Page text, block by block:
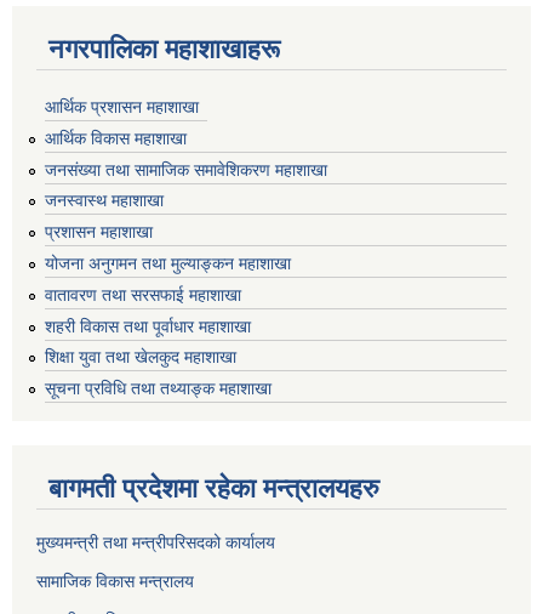
नगरपालिका महाशाखाहरू
आर्थिक प्रशासन महाशाखा
आर्थिक विकास महाशाखा
जनसंख्या तथा सामाजिक समावेशिकरण महाशाखा
जनस्वास्थ महाशाखा
प्रशासन महाशाखा
योजना अनुगमन तथा मुल्याङ्कन महाशाखा
वातावरण तथा सरसफाई महाशाखा
शहरी विकास तथा पूर्वाधार महाशाखा
शिक्षा युवा तथा खेलकुद महाशाखा
सूचना प्रविधि तथा तथ्याङ्क महाशाखा
बागमती प्रदेशमा रहेका मन्त्रालयहरु
मुख्यमन्त्री तथा मन्त्रीपरिसदको कार्यालय
सामाजिक विकास मन्त्रालय